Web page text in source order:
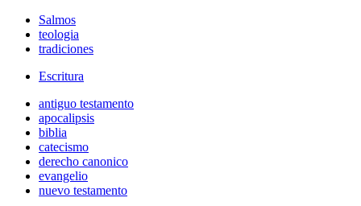
Salmos
teologia
tradiciones
Escritura
antiguo testamento
apocalipsis
biblia
catecismo
derecho canonico
evangelio
nuevo testamento